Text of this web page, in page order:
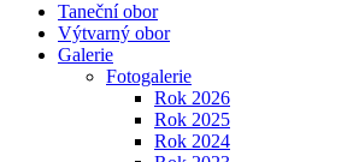
Taneční obor
Výtvarný obor
Galerie
Fotogalerie
Rok 2026
Rok 2025
Rok 2024